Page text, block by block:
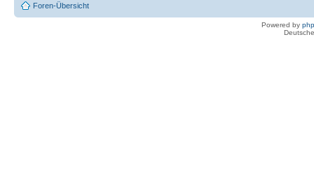
Foren-Übersicht
Powered by